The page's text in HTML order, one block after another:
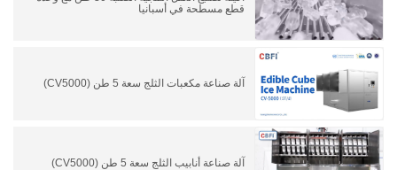
قطع مسطحة في أسبانيا
آلة صناعة مكعبات الثلج سعة 5 طن (CV5000)
آلة صناعة أنابيب الثلج سعة 5 طن (CV5000)